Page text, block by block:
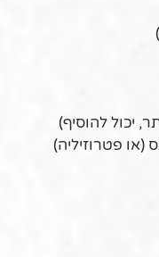
(או פטרוזיליה)